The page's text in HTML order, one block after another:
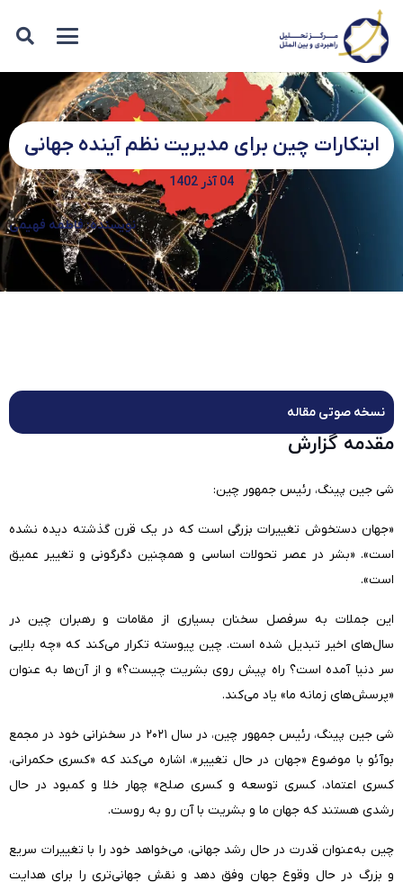
ابتکارات چین ﺑﺮای ﻣﺪﯾﺮﻳﺖ ﻧﻈﻢ آﯾﻨﺪه ﺟﻬﺎنی
04 آذر 1402
نویسنده: فاطمه فهیمی
نسخه صوتی مقاله
ﻣﻘﺪﻣﻪ گزارش
شی جین پینگ، رئیس جمهور چین:
«جهان دستخوش تغییرات بزرگی است که در یک قرن گذشته دیده نشده
است». «بشر در عصر تحولات اساسی و همچنین دگرگونی و تغییر عمیق
است».
این جملات به سرفصل سخنان بسیاری از مقامات و رهبران چین در
سال‌های اخیر تبدیل شده است. چین پیوسته تکرار می‌کند‌ که «چه بلایی
سر دنیا آمده است؟ راه پیش روی بشریت چیست؟» و از آن‌ها به عنوان
«پرسش‌های زمانه ما» یاد می‌کند.
شی جین پینگ، رئیس جمهور چین، در سال ۲۰۲۱ در سخنرانی خود در مجمع
بوآئو با موضوع «جهان در حال تغییر»، اشاره می‌کند که «کسری حکمرانی،
کسری اعتماد، کسری توسعه و کسری صلح» چهار خلا و کمبود در حال
رشدی هستند که جهان ما و بشریت با آن رو به روست.
چین به‌عنوان قدرت در حال رشد جهانی، می‌خواهد خود را با تغییرات سریع
و بزرگ در حال وقوع جهان وفق دهد و نقش جهانی‌تری را برای هدایت